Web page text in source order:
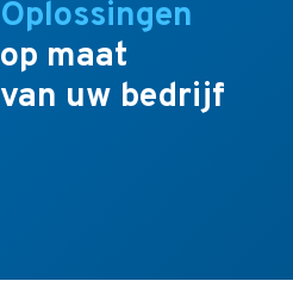
Oplossingen
op maat
van uw bedrijf